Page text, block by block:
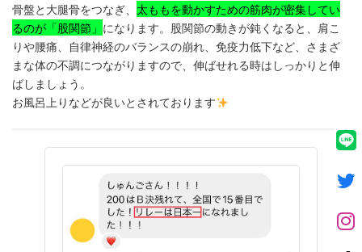
骨盤と大腿骨をつなぎ、 太ももを動かすための筋肉が密集してい
るのが「股関節」 になります。股関節の動きが鈍くなると、肩こ
りや腰痛、自律神経のバランスの崩れ、免疫力低下など、さまざ
まな体の不調につながりますので、伸ばせれる時はしっかりと伸
ばしましょう。
お風呂上りなどが良いとされております